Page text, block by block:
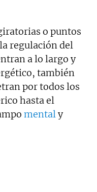
o puntos
regulación del
a lo largo y
también
por todos los
hasta el
mentaly